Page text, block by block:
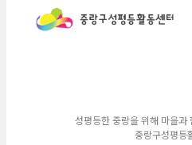
성평등한 중랑을 위해 마을과
중랑구성평등